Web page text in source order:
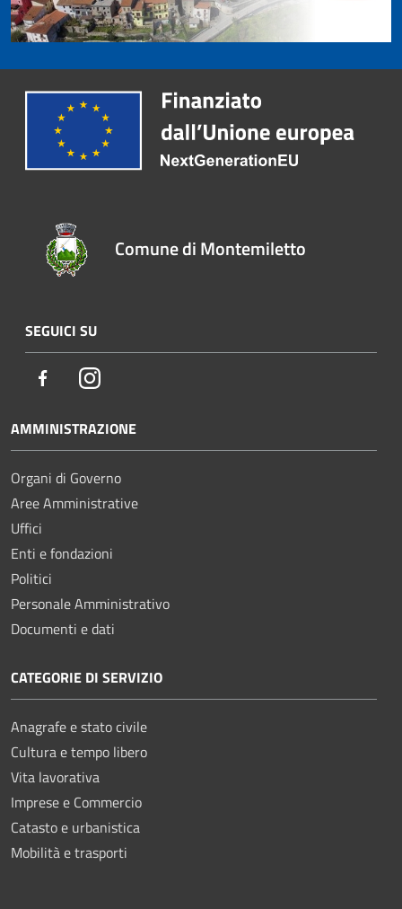
Comune di Montemiletto
SEGUICI SU
FacebookInstagram
AMMINISTRAZIONE
Organi di Governo
Aree Amministrative
Uffici
Enti e fondazioni
Politici
Personale Amministrativo
Documenti e dati
CATEGORIE DI SERVIZIO
Anagrafe e stato civile
Cultura e tempo libero
Vita lavorativa
Imprese e Commercio
Catasto e urbanistica
Mobilità e trasporti